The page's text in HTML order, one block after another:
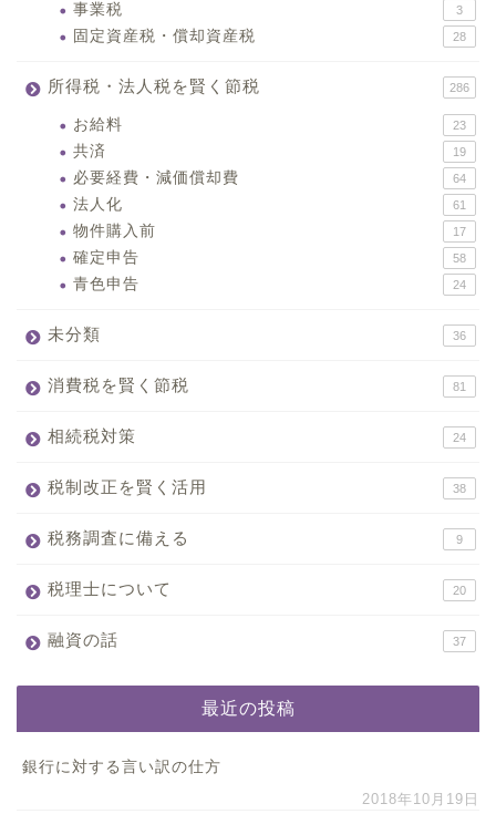
事業税 3
固定資産税・償却資産税 28
所得税・法人税を賢く節税 286
お給料 23
共済 19
必要経費・減価償却費 64
法人化 61
物件購入前 17
確定申告 58
青色申告 24
未分類 36
消費税を賢く節税 81
相続税対策 24
税制改正を賢く活用 38
税務調査に備える 9
税理士について 20
融資の話 37
最近の投稿
銀行に対する言い訳の仕方
2018年10月19日